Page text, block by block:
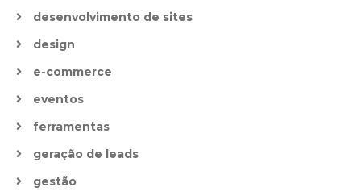
desenvolvimento de sites
design
e-commerce
eventos
ferramentas
geração de leads
gestão